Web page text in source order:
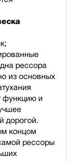
рессора
из основных
функцию и
дорогой.
концом
рессоры